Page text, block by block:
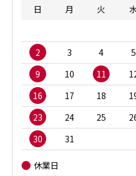
日
月 火
2
3 4 5
9
10 11
16
17 18
23
24 25
30
31
休業日